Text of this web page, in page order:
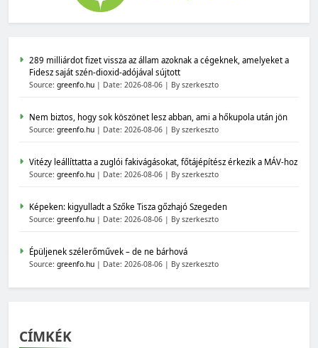
289 milliárdot fizet vissza az állam azoknak a cégeknek, amelyeket a
Fidesz saját szén-dioxid-adójával sújtott
Source: greenfo.hu Date: 2026-08-06 By szerkeszto
Nem biztos, hogy sok köszönet lesz abban, ami a hőkupola után jön
Source: greenfo.hu Date: 2026-08-06 By szerkeszto
Vitézy leállíttatta a zuglói fakivágásokat, főtájépítész érkezik a MÁV-hoz
Source: greenfo.hu Date: 2026-08-06 By szerkeszto
Képeken: kigyulladt a Szőke Tisza gőzhajó Szegeden
Source: greenfo.hu Date: 2026-08-06 By szerkeszto
Épüljenek szélerőművek – de ne bárhová
Source: greenfo.hu Date: 2026-08-06 By szerkeszto
CÍMKÉK